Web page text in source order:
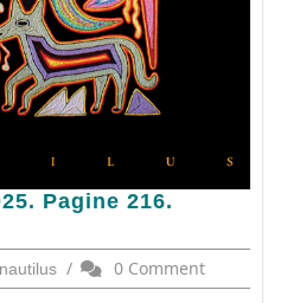
Pagine 216.
nautilusnautilus
/ 0 Comment